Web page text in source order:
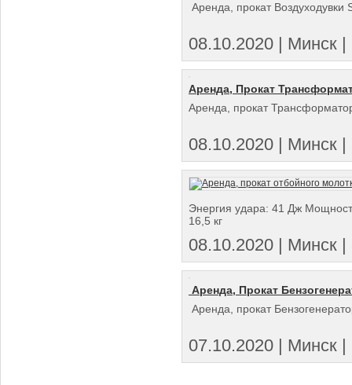
Аренда, прокат Воздуходувки
08.10.2020 | Минск |
Аренда, Прокат
Аренда, прокат
08.10.2020 | Минск |
Энергия удара: 41 Дж
16,5 кг
08.10.2020 | Минск |
Аренда, Прокат
Аренда, прокат
07.10.2020 | Минск |